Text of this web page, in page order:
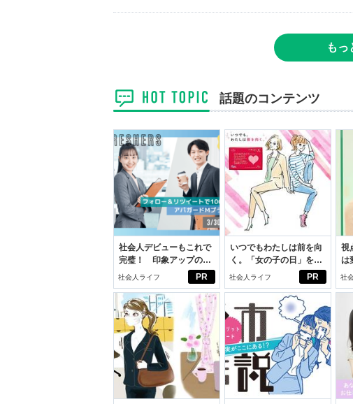
もっ
話題のコンテンツ
PR
社会人デビューもこれで
完璧！ 印象アップのセ
ルフプロデュース術
社会人ライフ PR
いつでもわたしは前を向
く。「女の子の日」を前
向きに♪社会人エリ・大
社会人ライフ
視
は
社